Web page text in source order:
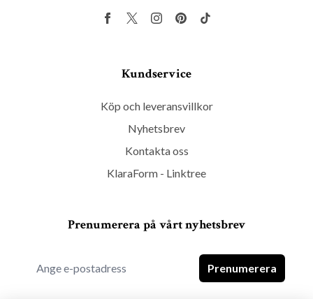
Kundservice
Köp och leveransvillkor
Nyhetsbrev
Kontakta oss
KlaraForm - Linktree
Prenumerera på vårt nyhetsbrev
Prenumerera